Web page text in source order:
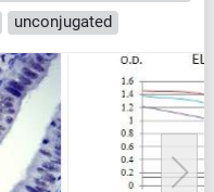
unconjugated